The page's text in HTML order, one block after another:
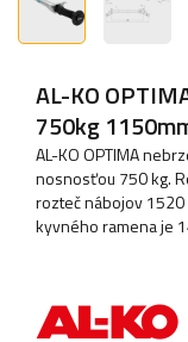
AL-KO
750kg
AL-KO OPTIMA
nosnosťou 750 kg.
rozteč nábojov 1520
kyvného ramena je